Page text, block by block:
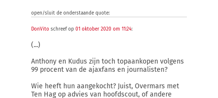
open/sluit de onderstaande quote:
DonVito schreef op 01 oktober 2020 om 11:24:
(...)
Anthony en Kudus zijn toch topaankopen volgens
99 procent van de ajaxfans en journalisten?
Wie heeft hun aangekocht? Juist, Overmars met
Ten Hag op advies van hoofdscout, of andere